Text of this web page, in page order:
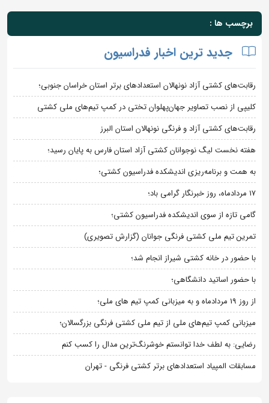
برچسب ها :
جدید ترین اخبار فدراسیون
رقابت‌های کشتی آزاد نونهالان استعدادهای برتر استان خراسان جنوبی؛
کلیپی از نصب تصاویر جهان‌پهلوان تختی در کمپ تیم‌های ملی کشتی
رقابت‌های کشتی آزاد و فرنگی نونهالان استان البرز
هفته نخست لیگ نوجوانان کشتی آزاد استان فارس به پایان رسید؛
به همت و برنامه‌ریزی اندیشکده فدراسیون کشتی؛
۱۷ مردادماه، روز خبرنگار گرامی باد؛
گامی تازه از سوی اندیشکده فدراسیون کشتی؛
تمرین تیم ملی کشتی فرنگی جوانان (گزارش تصویری)
با حضور در خانه کشتی شیراز انجام شد؛
با حضور اساتید دانشگاهی؛
از روز 19 مردادماه و به میزبانی کمپ تیم های ملی؛
میزبانی کمپ تیم‌های ملی از تیم ملی کشتی فرنگی بزرگسالان؛
رضایی: به لطف خدا توانستم خوشرنگ‌ترین مدال را کسب کنم
مسابقات المپیاد استعدادهای برتر کشتی فرنگی - تهران